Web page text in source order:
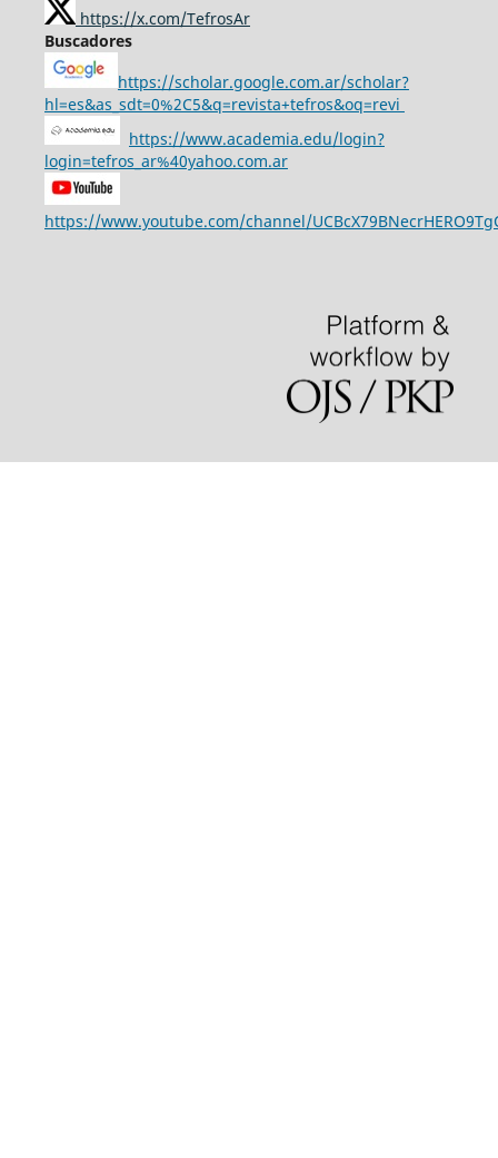
https://x.com/TefrosAr
Buscadores
https://scholar.google.com.ar/scholar?
hl=es&as_sdt=0%2C5&q=revista+tefros&oq=revi
https://www.academia.edu/login?
login=tefros_ar%40yahoo.com.ar
https://www.youtube.com/channel/